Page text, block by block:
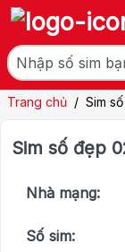
Trang chủ / Sim
Sim số đẹp
Nhà mạng:
Số sim: